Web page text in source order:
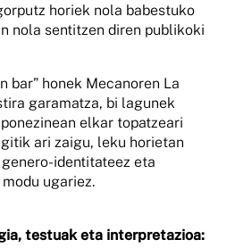
horiek nola babestuko
nola sentitzen diren publikoki
bar” honek Mecanoren La
garamatza, bi lagunek
elkar topatzeari
ari zaigu, leku horietan
identitateez eta
ugariez.
testuak eta interpretazioa: